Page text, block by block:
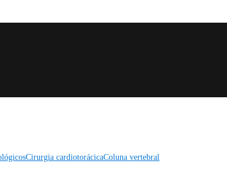
Cirurgia cardiotorácicaColuna vertebral